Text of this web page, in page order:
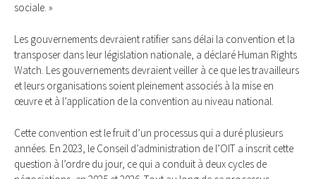
sociale. »
Les gouvernements devraient ratifier sans délai la convention et la
transposer dans leur législation nationale, a déclaré Human Rights
Watch. Les gouvernements devraient veiller à ce que les travailleurs
et leurs organisations soient pleinement associés à la mise en
œuvre et à l’application de la convention au niveau national.
Cette convention est le fruit d’un processus qui a duré plusieurs
années. En 2023, le Conseil d’administration de l’OIT a inscrit cette
question à l’ordre du jour, ce qui a conduit à deux cycles de